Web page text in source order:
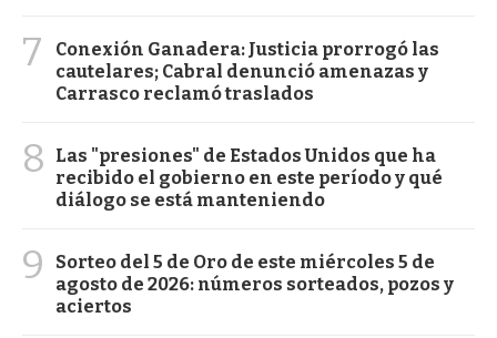
7
Conexión Ganadera: Justicia prorrogó las
cautelares; Cabral denunció amenazas y
Carrasco reclamó traslados
8
Las "presiones" de Estados Unidos que ha
recibido el gobierno en este período y qué
diálogo se está manteniendo
9
Sorteo del 5 de Oro de este miércoles 5 de
agosto de 2026: números sorteados, pozos y
aciertos